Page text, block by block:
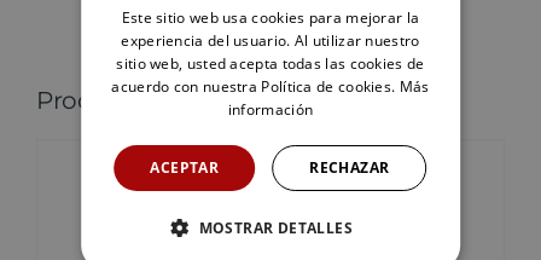
Productos relacionados
Este sitio web usa cookies para mejorar la
experiencia del usuario. Al utilizar nuestro
sitio web, usted acepta todas las cookies de
acuerdo con nuestra Política de cookies. Más
información
ACEPTAR RECHAZAR
MOSTRAR DETALLES